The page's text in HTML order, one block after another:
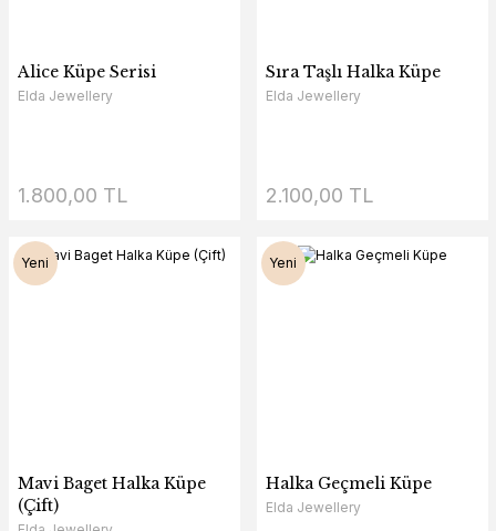
Alice Küpe Serisi
Elda Jewellery
1.800,00 TL
Sıra Taşlı Halka Küpe
Elda Jewellery
2.100,00 TL
Yeni
Mavi Baget Halka Küpe
(Çift)
Yeni
Halka Geçmeli Küpe
Elda Jewellery